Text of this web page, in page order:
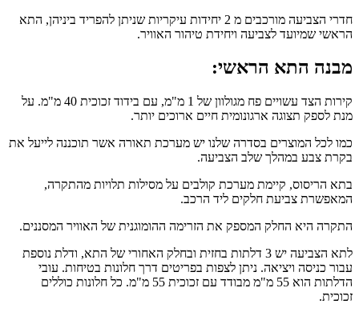
חדרי הצביעה מורכבים מ 2 יחידות עיקריות שניתן להפריד ביניהן, התא
הראשי שמיועד לצביעה ויחידת טיהור האוויר.
מבנה התא הראשי:
קירות הצד עשויים פח מגולוון של 1 מ"מ, עם בידוד זכוכית 40 מ"מ. על
מנת לספק תצוגה ארגונומית חיים ארוכים יותר.
כמו לכל המוצרים בסדרה שלנו יש מערכת תאורה אשר תוכננה לייעל את
בקרת צבע במהלך שלב הצביעה.
בתא הריסוס, קיימת מערכת קולבים על מסילות תלויות מהתקרה,
המאפשרת צביעת חלקים ליד הרכב.
התקרה היא החלק המספק את הזרימה ההומוגנית של האוויר המסננים.
לתא הצביעה יש 3 דלתות בחזית ובחלק האחורי של התא, ודלת נוספת
עבור כניסה ויציאה. ניתן לצפות בפריטים דרך חלונות בטיחות. עובי
הדלתות הוא 55 מ"מ מבודד עם זכוכית 55 מ"מ. כל חלונות כוללים
זכוכית.